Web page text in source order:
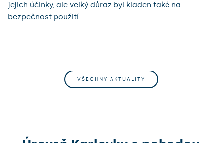
jejich účinky, ale velký důraz byl kladen také na
bezpečnost použití.
VŠECHNY AKTUALITY